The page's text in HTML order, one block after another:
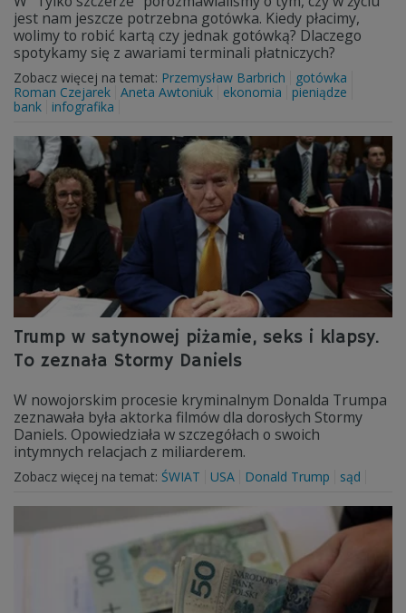
jest nam jeszcze potrzebna gotówka. Kiedy płacimy,
wolimy to robić kartą czy jednak gotówką? Dlaczego
spotykamy się z awariami terminali płatniczych?
Zobacz więcej na temat: Przemysław Barbrich
gotówka
Roman Czejarek Aneta Awtoniuk ekonomia
pieniądze
bank
infografika
Trump w satynowej piżamie, seks i klapsy.
To zeznała Stormy Daniels
W nowojorskim procesie kryminalnym Donalda Trumpa
zeznawała była aktorka filmów dla dorosłych Stormy
Daniels. Opowiedziała w szczegółach o swoich
intymnych relacjach z miliarderem.
Zobacz więcej na temat: ŚWIAT USA Donald Trump sąd